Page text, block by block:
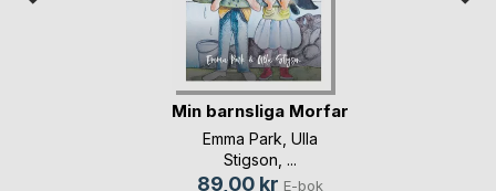
Min barnsliga Morfar
Emma Park Ulla
Stigson , ...
89,00 kr E-bok